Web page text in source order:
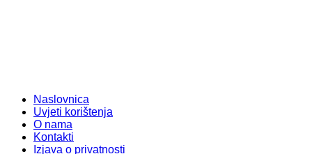
Naslovnica
Uvjeti korištenja
O nama
Kontakti
Izjava o privatnosti